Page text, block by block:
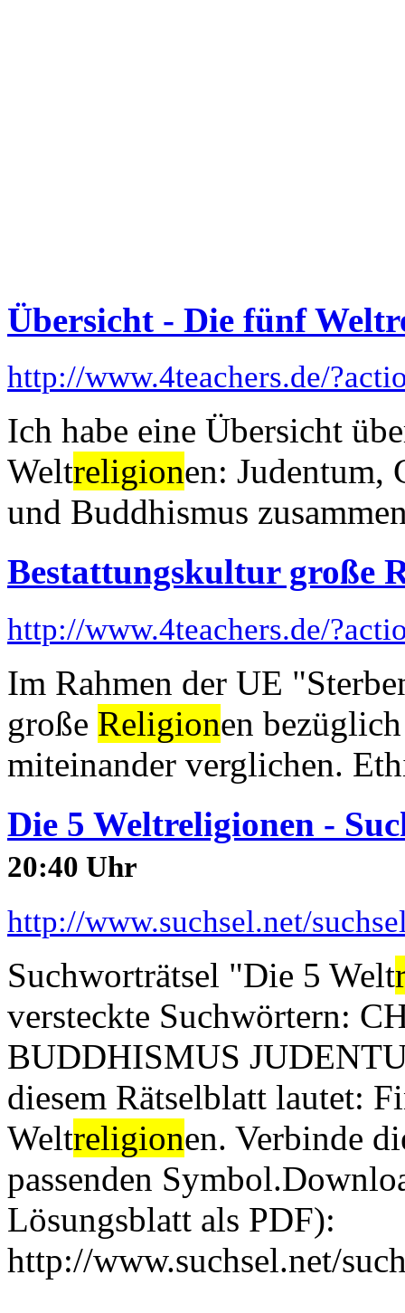
Übersicht - Die fünf
http://www.4teachers.de/
Ich habe eine Übersicht
Weltreligionen: Judentum,
und Buddhismus
Bestattungskultur große
http://www.4teachers.de/
Im Rahmen der UE
große Religionen
miteinander verglichen.
Die 5 Weltreligionen -
20:40 Uhr
http://www.suchsel.net/
Suchworträtsel "Die 5 Welt
versteckte Suchwörtern:
BUDDHISMUS
diesem Rätselblatt lautet:
Weltreligionen. Verbinde
passenden
Lösungsblatt als PDF):
http://www.suchsel.net/